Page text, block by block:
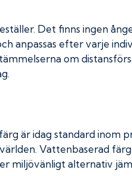
Det finns ingen
anpassas efter varje
om
är idag standard inom
Vattenbaserad
miljövänligt alternativ